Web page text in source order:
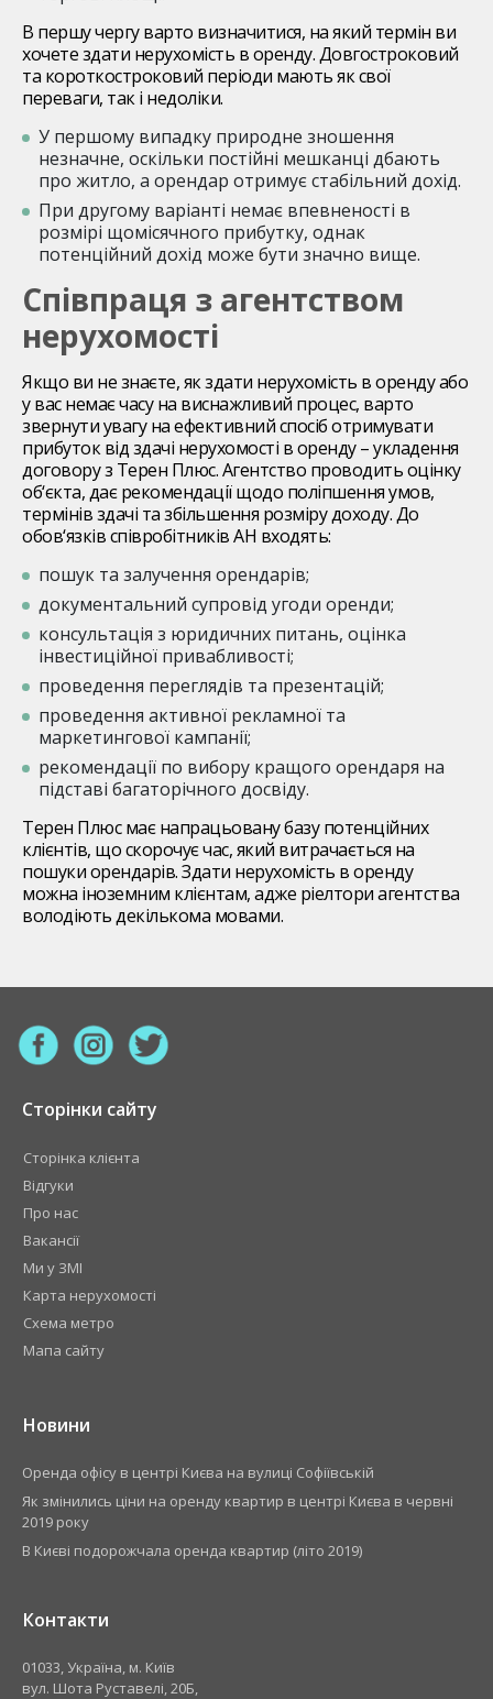
В першу чергу варто визначитися, на який термін ви
хочете здати нерухомість в оренду. Довгостроковий
та короткостроковий періоди мають як свої
переваги, так і недоліки.
У першому випадку природне зношення
незначне, оскільки постійні мешканці дбають
про житло, а орендар отримує стабільний дохід.
При другому варіанті немає впевненості в
розмірі щомісячного прибутку, однак
потенційний дохід може бути значно вище.
Співпраця з агентством
нерухомості
Якщо ви не знаєте, як здати нерухомість в оренду або
у вас немає часу на виснажливий процес, варто
звернути увагу на ефективний спосіб отримувати
прибуток від здачі нерухомості в оренду – укладення
договору з Терен Плюс. Агентство проводить оцінку
об‘єкта, дає рекомендації щодо поліпшення умов,
термінів здачі та збільшення розміру доходу. До
обов‘язків співробітників АН входять:
пошук та залучення орендарів;
документальний супровід угоди оренди;
консультація з юридичних питань, оцінка
інвестиційної привабливості;
проведення переглядів та презентацій;
проведення активної рекламної та
маркетингової кампанії;
рекомендації по вибору кращого орендаря на
підставі багаторічного досвіду.
Терен Плюс має напрацьовану базу потенційних
клієнтів, що скорочує час, який витрачається на
пошуки орендарів. Здати нерухомість в оренду
можна іноземним клієнтам, адже ріелтори агентства
володіють декількома мовами.
Сторінки сайту
Сторінка клієнта
Відгуки
Про нас
Вакансії
Ми у ЗМІ
Карта нерухомості
Схема метро
Мапа сайту
Новини
​Оренда офісу в центрі Києва на вулиці Софіївській
Як змінились ціни на оренду квартир в центрі Києва в червні
2019 року
В Києві подорожчала оренда квартир (літо 2019)
Контакти
01033, Україна, м. Київ
вул. Шота Руставелі, 20Б,